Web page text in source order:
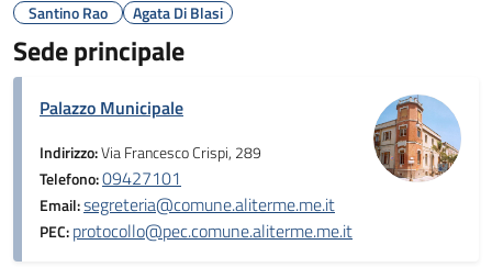
Santino Rao Agata Di Blasi
Sede principale
Palazzo Municipale
Indirizzo:Via Francesco Crispi, 289
Telefono:09427101
Email:segreteria@comune.aliterme.me.it
PEC:protocollo@pec.comune.aliterme.me.it